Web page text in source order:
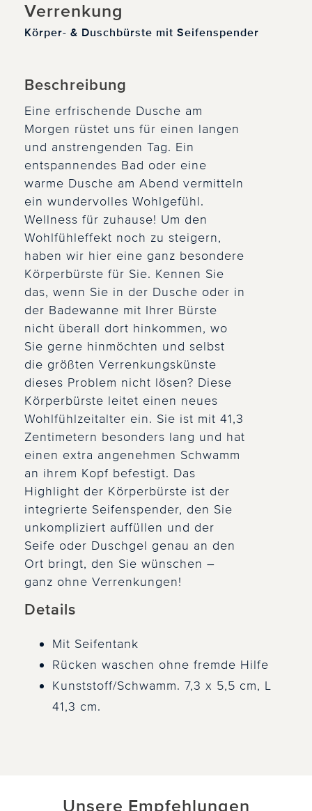
Verrenkung
Körper- & Duschbürste mit Seifenspender
Beschreibung
Eine erfrischende Dusche am
Morgen rüstet uns für einen langen
und anstrengenden Tag. Ein
entspannendes Bad oder eine
warme Dusche am Abend vermitteln
ein wundervolles Wohlgefühl.
Wellness für zuhause! Um den
Wohlfühleffekt noch zu steigern,
haben wir hier eine ganz besondere
Körperbürste für Sie. Kennen Sie
das, wenn Sie in der Dusche oder in
der Badewanne mit Ihrer Bürste
nicht überall dort hinkommen, wo
Sie gerne hinmöchten und selbst
die größten Verrenkungskünste
dieses Problem nicht lösen? Diese
Körperbürste leitet einen neues
Wohlfühlzeitalter ein. Sie ist mit 41,3
Zentimetern besonders lang und hat
einen extra angenehmen Schwamm
an ihrem Kopf befestigt. Das
Highlight der Körperbürste ist der
integrierte Seifenspender, den Sie
unkompliziert auffüllen und der
Seife oder Duschgel genau an den
Ort bringt, den Sie wünschen –
ganz ohne Verrenkungen!
Details
Mit Seifentank
Rücken waschen ohne fremde Hilfe
Kunststoff/Schwamm. 7,3 x 5,5 cm, L
41,3 cm.
Unsere Empfehlungen